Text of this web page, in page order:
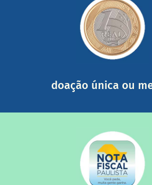
doação única ou
mail mostrando tudo o que fizemos
somada a de outras
saiba mais
saiba mais